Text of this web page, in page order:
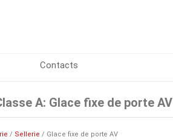
Contacts
A: Glace fixe de porte AV
/ Sellerie / Glace fixe de porte AV